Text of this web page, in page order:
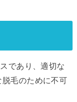
であり、適切な
毛のために不可